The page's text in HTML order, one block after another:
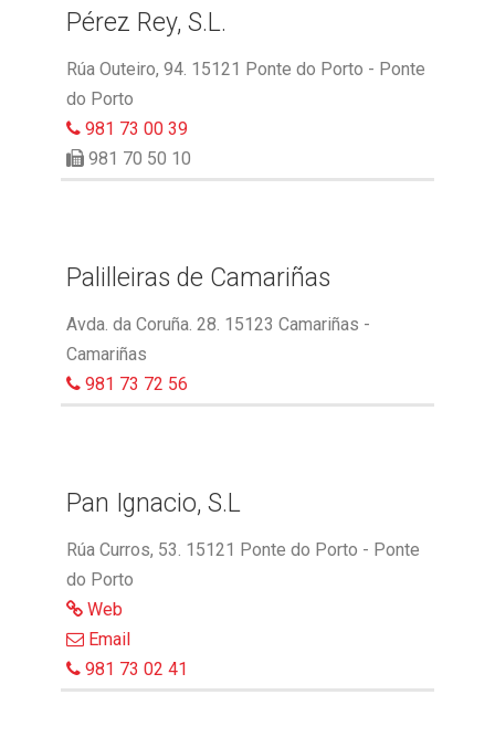
Pérez Rey, S.L.
Rúa Outeiro, 94. 15121 Ponte do Porto - Ponte
do Porto
981 73 00 39
981 70 50 10
Palilleiras de Camariñas
Avda. da Coruña. 28. 15123 Camariñas -
Camariñas
981 73 72 56
Pan Ignacio, S.L
Rúa Curros, 53. 15121 Ponte do Porto - Ponte
do Porto
Web
Email
981 73 02 41